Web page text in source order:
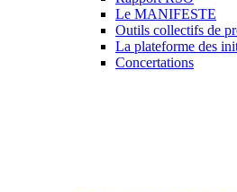
Le MANIFESTE
Outils collectifs de
La plateforme des
Concertations